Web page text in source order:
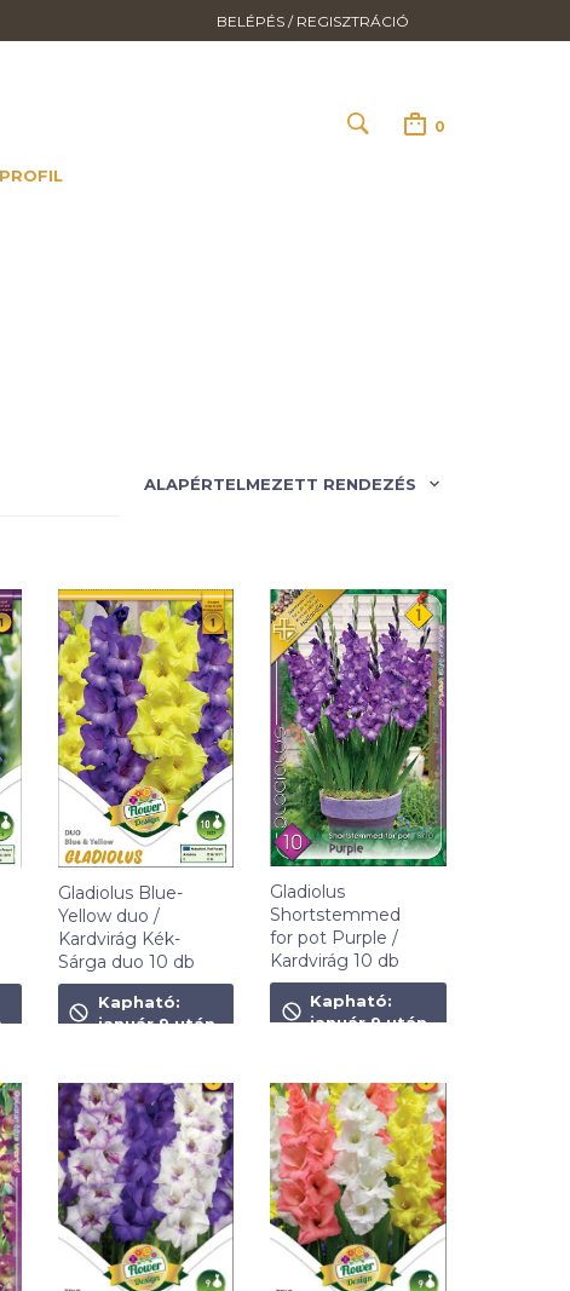
BELÉPÉS / REGISZTRÁCIÓ
PROFIL
0
ALAPÉRTELMEZETT RENDEZÉS
Gladiolus Blue-
Yellow duo /
Kardvirág Kék-
Sárga duo 10 db
1 090Ft
Kapható:
január 9 után
Gladiolus
Shortstemmed
for pot Purple /
Kardvirág 10 db
1 090Ft
Kapható:
január 9 után